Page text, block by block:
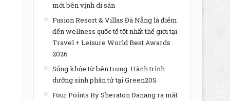
mới bên vịnh di sản
Fusion Resort & Villas Đà Nẵng là điểm
đến wellness quốc tế tốt nhất thế giới tại
Travel + Leisure World Best Awards
2026
Sống khỏe từ bên trong: Hành trình
dưỡng sinh phân tử tại Green20S
Four Points By Sheraton Danang ra mắt